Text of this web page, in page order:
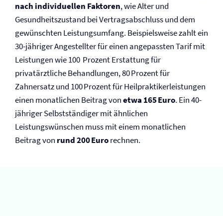
nach individuellen Faktoren, wie Alter und
Gesundheitszustand bei Vertragsabschluss und dem
gewünschten Leistungsumfang. Beispielsweise zahlt ein
30-jähriger Angestellter für einen angepassten Tarif mit
Leistungen wie 100 Prozent Erstattung für
privatärztliche Behandlungen, 80 Prozent für
Zahnersatz und 100 Prozent für Heilpraktikerleistungen
einen monatlichen Beitrag vonetwa 165 Euro. Ein 40-
jähriger Selbstständiger mit ähnlichen
Leistungswünschen muss mit einem monatlichen
Beitrag von rund 200 Eurorechnen.